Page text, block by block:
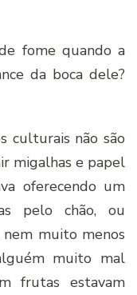
fome quando a
da boca dele?
culturais não são
migalhas e papel
oferecendo um
pelo chão, ou
nem muito menos
muito mal
frutas estavam